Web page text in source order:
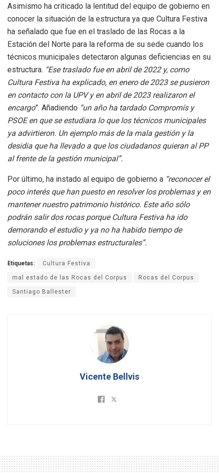
Asimismo ha criticado la lentitud del equipo de gobierno en
conocer la situación de la estructura ya que Cultura Festiva
ha señalado que fue en el traslado de las Rocas a la
Estación del Norte para la reforma de su sede cuando los
técnicos municipales detectaron algunas deficiencias en su
estructura. “Ese traslado fue en abril de 2022 y, como
Cultura Festiva ha explicado, en enero de 2023 se pusieron
en contacto con la UPV y en abril de 2023 realizaron el
encargo”. Añadiendo “un año ha tardado Compromís y
PSOE en que se estudiara lo que los técnicos municipales
ya advirtieron. Un ejemplo más de la mala gestión y la
desidia que ha llevado a que los ciudadanos quieran al PP
al frente de la gestión municipal”.
Por último, ha instado al equipo de gobierno a “reconocer el
poco interés que han puesto en resolver los problemas y en
mantener nuestro patrimonio histórico. Este año sólo
podrán salir dos rocas porque Cultura Festiva ha ido
demorando el estudio y ya no ha habido tiempo de
soluciones los problemas estructurales”.
Etiquetas: Cultura Festiva
mal estado de las Rocas del Corpus Rocas del Corpus
Santiago Ballester
Vicente Bellvis